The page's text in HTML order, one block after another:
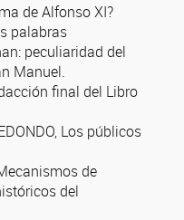
de Alfonso XI?
palabras
peculiaridad del
Manuel.
final del Libro
Los públicos
de
del